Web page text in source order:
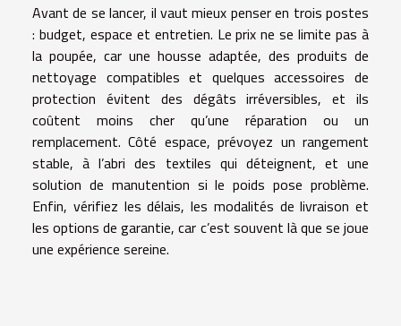
Avant de se lancer, il vaut mieux penser en trois postes
: budget, espace et entretien. Le prix ne se limite pas à
la poupée, car une housse adaptée, des produits de
nettoyage compatibles et quelques accessoires de
protection évitent des dégâts irréversibles, et ils
coûtent moins cher qu’une réparation ou un
remplacement. Côté espace, prévoyez un rangement
stable, à l’abri des textiles qui déteignent, et une
solution de manutention si le poids pose problème.
Enfin, vérifiez les délais, les modalités de livraison et
les options de garantie, car c’est souvent là que se joue
une expérience sereine.